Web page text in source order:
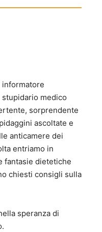
informatore
medico
sorprendente
ascoltate e
anticamere dei
entriamo in
fantasie dietetiche
chiesti consigli sulla
speranza di